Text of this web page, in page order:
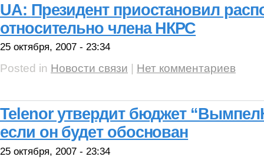
UA: Президент приостановил
относительно члена НКРС
25 октября, 2007 - 23:34
Posted in Новости связи | Нет комментариев
Telenor утвердит бюджет
если он будет обоснован
25 октября, 2007 - 23:34